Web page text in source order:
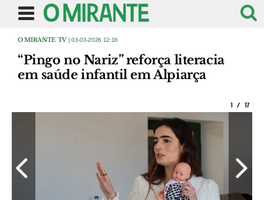
O MIRANTE TV | 03-03-2026 12:16
“Pingo no Nariz” reforça literacia
em saúde infantil em Alpiarça
1 / 17